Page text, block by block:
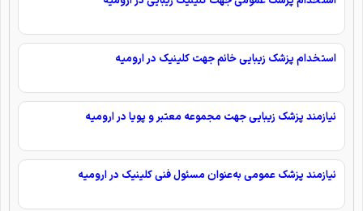
استخدام پزشک زیبایی خانم جهت کلینیک در ارومیه
نیازمند پزشک زیبایی جهت مجموعه معتبر و پویا در ارومیه
نیازمند پزشک عمومی به‌عنوان مسئول فنی کلینیک در ارومیه